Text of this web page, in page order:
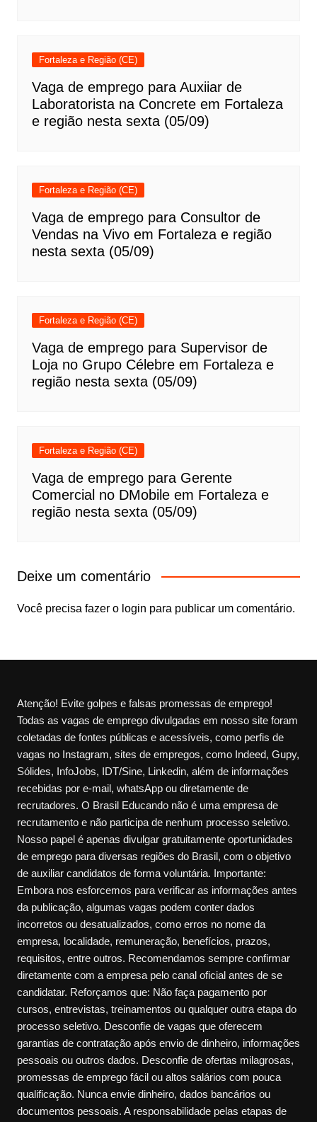
Fortaleza e Região (CE)
Vaga de emprego para Auxiiar de
Laboratorista na Concrete em Fortaleza
e região nesta sexta (05/09)
Fortaleza e Região (CE)
Vaga de emprego para Consultor de
Vendas na Vivo em Fortaleza e região
nesta sexta (05/09)
Fortaleza e Região (CE)
Vaga de emprego para Supervisor de
Loja no Grupo Célebre em Fortaleza e
região nesta sexta (05/09)
Fortaleza e Região (CE)
Vaga de emprego para Gerente
Comercial no DMobile em Fortaleza e
região nesta sexta (05/09)
Deixe um comentário
Você precisa fazer o login para publicar um comentário.
Atenção! Evite golpes e falsas promessas de emprego!
Todas as vagas de emprego divulgadas em nosso site foram
coletadas de fontes públicas e acessíveis, como perfis de
vagas no Instagram, sites de empregos, como Indeed, Gupy,
Sólides, InfoJobs, IDT/Sine, Linkedin, além de informações
recebidas por e-mail, whatsApp ou diretamente de
recrutadores. O Brasil Educando não é uma empresa de
recrutamento e não participa de nenhum processo seletivo.
Nosso papel é apenas divulgar gratuitamente oportunidades
de emprego para diversas regiões do Brasil, com o objetivo
de auxiliar candidatos de forma voluntária. Importante:
Embora nos esforcemos para verificar as informações antes
da publicação, algumas vagas podem conter dados
incorretos ou desatualizados, como erros no nome da
empresa, localidade, remuneração, benefícios, prazos,
requisitos, entre outros. Recomendamos sempre confirmar
diretamente com a empresa pelo canal oficial antes de se
candidatar. Reforçamos que: Não faça pagamento por
cursos, entrevistas, treinamentos ou qualquer outra etapa do
processo seletivo. Desconfie de vagas que oferecem
garantias de contratação após envio de dinheiro, informações
pessoais ou outros dados. Desconfie de ofertas milagrosas,
promessas de emprego fácil ou altos salários com pouca
qualificação. Nunca envie dinheiro, dados bancários ou
documentos pessoais. A responsabilidade pelas etapas de